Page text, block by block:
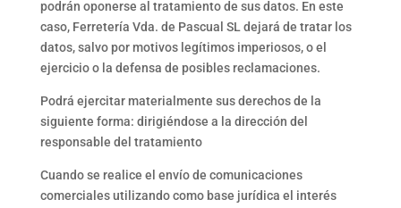
podrán oponerse al tratamiento de sus datos. En este
caso, Ferretería Vda. de Pascual SL dejará de tratar los
datos, salvo por motivos legítimos imperiosos, o el
ejercicio o la defensa de posibles reclamaciones.
Podrá ejercitar materialmente sus derechos de la
siguiente forma: dirigiéndose a la dirección del
responsable del tratamiento
Cuando se realice el envío de comunicaciones
comerciales utilizando como base jurídica el interés